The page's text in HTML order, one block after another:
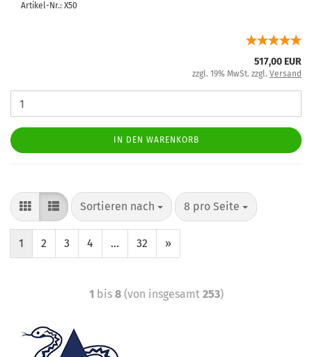
Artikel-Nr.: X50
517,00 EUR
zzgl. 19% MwSt. zzgl. Versand
IN DEN WARENKORB
Sortieren nach 8 pro Seite
1 2 3 4 ... 32 »
1 bis 8(von insgesamt 253)